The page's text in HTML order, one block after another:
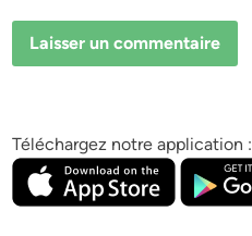
Téléchargez notre application :